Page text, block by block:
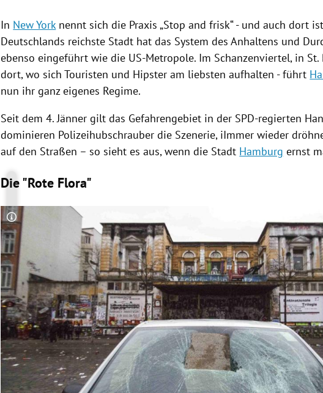
In New Yorknennt sich die Praxis „Stop and frisk“ - und auch dort
Deutschlands reichste Stadt hat das System des Anhaltens und
ebenso eingeführt wie die US-Metropole. Im Schanzenviertel, in St.
dort, wo sich Touristen und Hipster am liebsten aufhalten - führt
nun ihr ganz eigenes Regime.
Seit dem 4. Jänner gilt das Gefahrengebiet in der SPD-regierten
dominieren Polizeihubschrauber die Szenerie, iImmer wieder
auf den Straßen – so sieht es aus, wenn die Stadt Hamburg ernst
Die "Rote Flora"
Copyright-Hinweis öffnen/schließen